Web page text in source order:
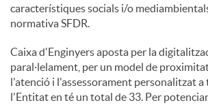
característiques socials i/o
normativa SFDR.
Caixa d'Enginyers aposta per la
paral·lelament, per un model de
l'atenció i l'assessorament personalitzat a
l'Entitat en té un total de 33. Per